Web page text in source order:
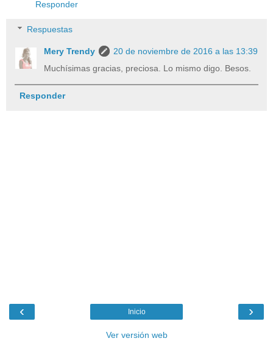
Responder
Respuestas
Mery Trendy
20 de noviembre de 2016 a las 13:39
Muchísimas gracias, preciosa. Lo mismo digo. Besos.
Responder
‹ ›
Inicio
Ver versión web